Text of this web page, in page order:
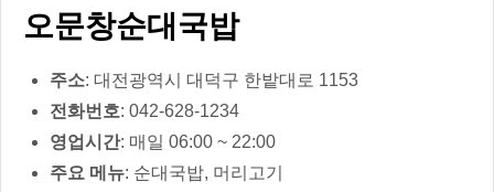
오문창순대국밥
주소: 대전광역시 대덕구 한밭대로 1153
전화번호: 042-628-1234
영업시간: 매일 06:00 ~ 22:00
주요 메뉴: 순대국밥, 머리고기